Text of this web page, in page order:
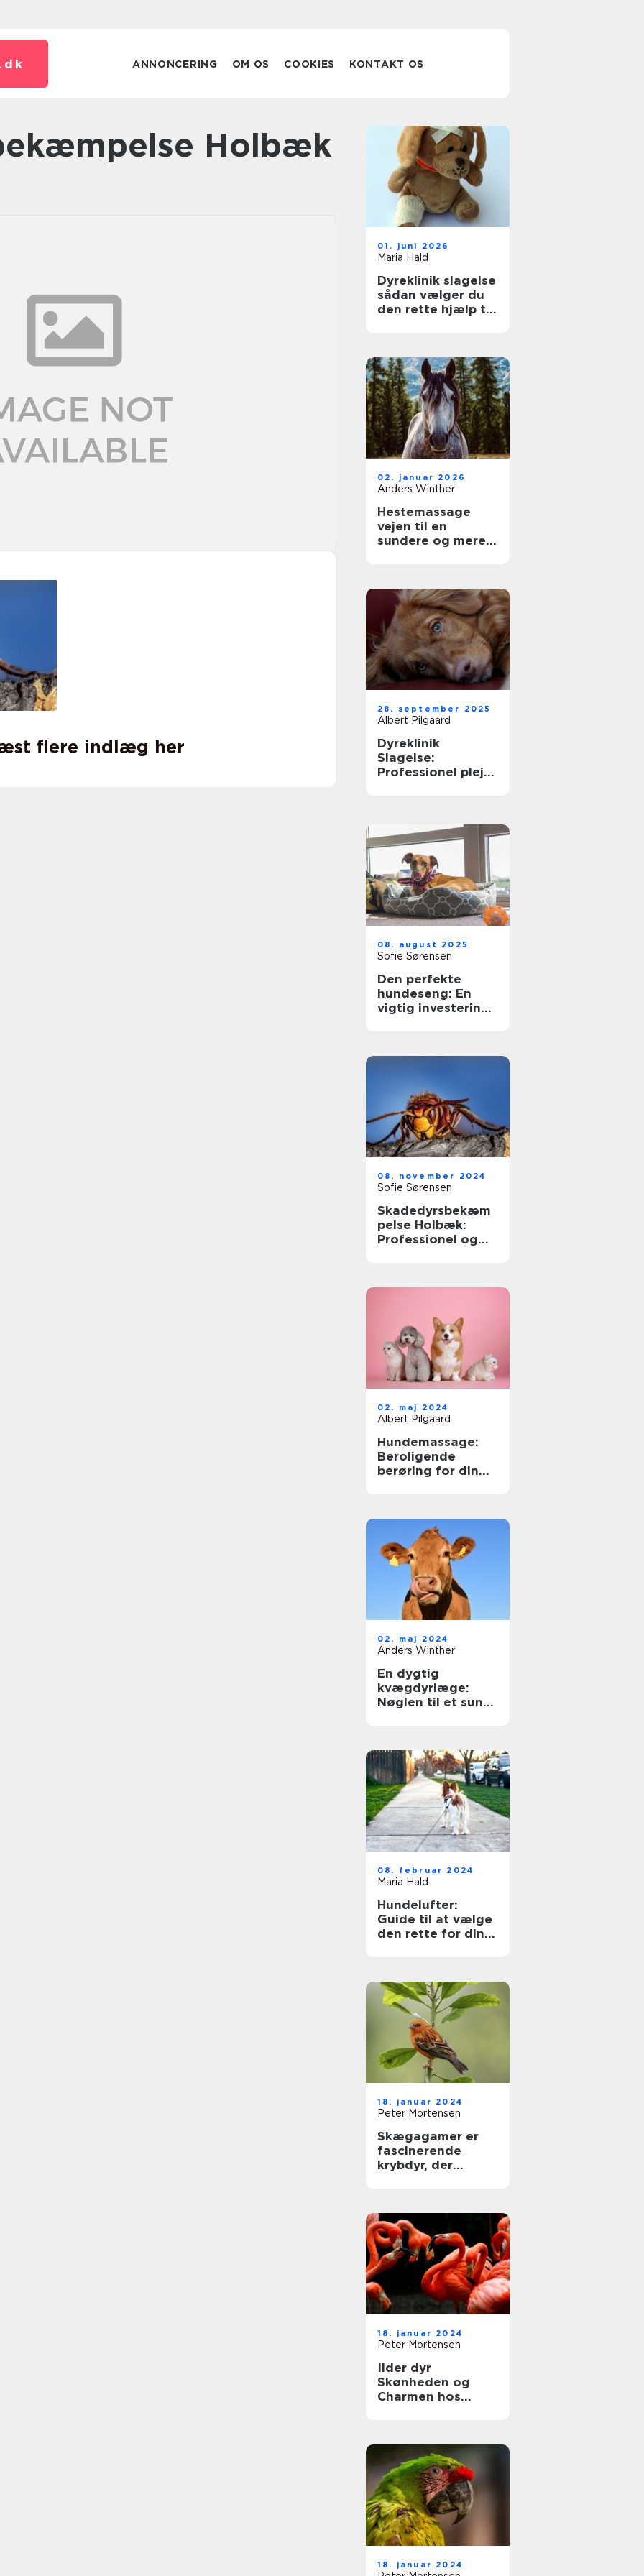
dk ANNONCERING OM OS COOKIES KONTAKT OS
Holbæk
flere indlæg her
01. juni 2026
Maria Hald
Dyreklinik slagelse
sådan vælger du
den rette hjælp til
02. januar 2026
Anders Winther
Hestemassage
vejen til en
sundere og mere
28. september 2025
Albert Pilgaard
Dyreklinik
Slagelse:
Professionel pleje
08. august 2025
Sofie Sørensen
Den perfekte
hundeseng: En
vigtig investering
08. november 2024
Sofie Sørensen
Skadedyrsbekæm
pelse Holbæk:
Professionel og
02. maj 2024
Albert Pilgaard
Hundemassage:
Beroligende
berøring for din
02. maj 2024
Anders Winther
En dygtig
kvægdyrlæge:
Nøglen til et sundt
08. februar 2024
Maria Hald
Hundelufter:
Guide til at vælge
den rette for din
18. januar 2024
Peter Mortensen
Skægagamer er
fascinerende
krybdyr, der
deres unikke
udseende og
interessante
adfærd
18. januar 2024
Peter Mortensen
Ilder dyr
Skønheden og
Charmen hos
18. januar 2024